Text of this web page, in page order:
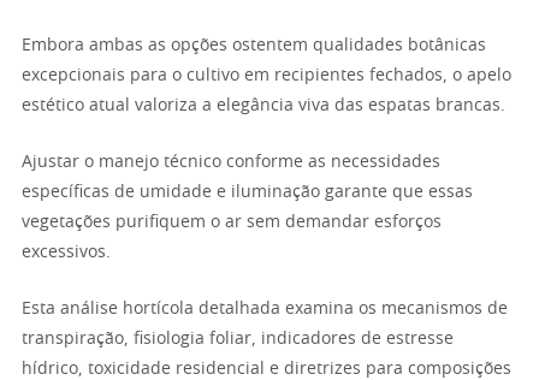
Embora ambas as opções ostentem qualidades botânicas
excepcionais para o cultivo em recipientes fechados, o apelo
estético atual valoriza a elegância viva das espatas brancas.
Ajustar o manejo técnico conforme as necessidades
específicas de umidade e iluminação garante que essas
vegetações purifiquem o ar sem demandar esforços
excessivos.
Esta análise hortícola detalhada examina os mecanismos de
transpiração, fisiologia foliar, indicadores de estresse
hídrico, toxicidade residencial e diretrizes para composições